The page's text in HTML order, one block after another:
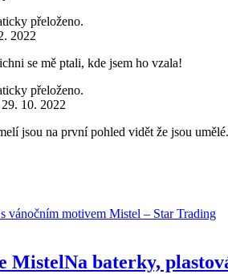
přeloženo.
2022
se mě ptali, kde jsem ho vzala!
přeloženo.
29. 10. 2022
jsou na první pohled vidět že jsou
MistelNa baterky,